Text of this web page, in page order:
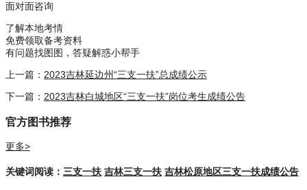
面对面咨询
了解本地考情
免费领取备考资料
有问题找图图，答疑解惑小帮手
上一篇： 2023吉林延边州“三支一扶”总成绩公示
下一篇： 2023吉林白城地区“三支一扶”岗位考生成绩公告
官方图书推荐
更多>
关键词阅读： 三支一扶 吉林三支一扶 吉林松原地区三支一扶成绩公告